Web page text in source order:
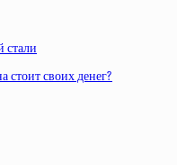
стали
стоит своих денег?